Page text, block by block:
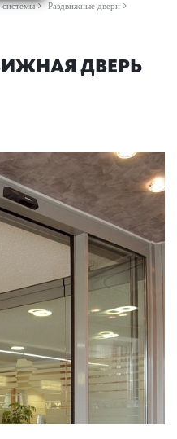
сис­темы Раздвижные двери
ДВЕРЬ